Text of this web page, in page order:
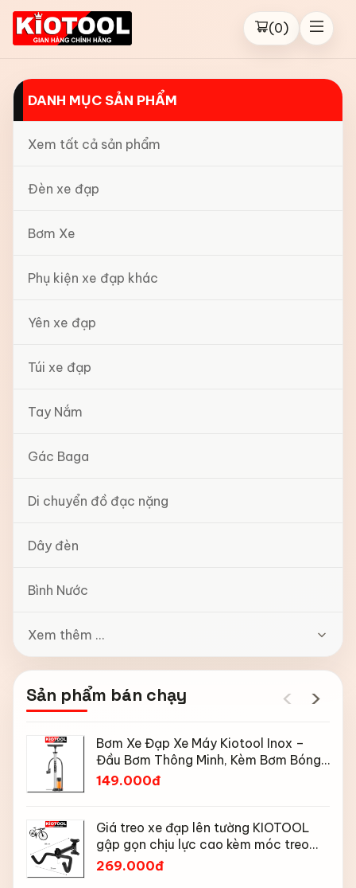
(0)
DANH MỤC SẢN PHẨM
Xem tất cả sản phẩm
Đèn xe đạp
Bơm Xe
Phụ kiện xe đạp khác
Yên xe đạp
Túi xe đạp
Tay Nắm
Gác Baga
Di chuyển đồ đạc nặng
Dây đèn
Bình Nước
Xem thêm ...
Sản phẩm bán chạy ‹ ›
Bơm Xe Đạp Xe Máy Kiotool Inox –
Đầu Bơm Thông Minh, Kèm Bơm Bóng,
Đồng Hồ 160 PSI
149.000đ
Giá treo xe đạp lên tường KIOTOOL
gập gọn chịu lực cao kèm móc treo
mũ bảo hiểm
269.000đ